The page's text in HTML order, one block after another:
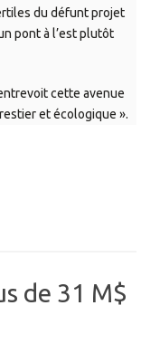
du défunt projet
pont à l’est plutôt
cette avenue
et écologique ».
de 31 M$